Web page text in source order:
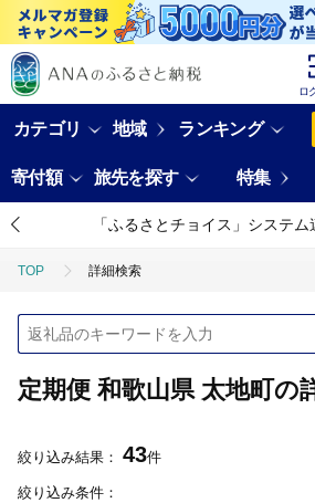
ロ
カテゴリ 地域 ランキング
寄付額 旅先を探す 特集
「ふるさとチョイス」システ
TOP 詳細検索
定期便 和歌山県 太地町の
絞り込み結果： 43件
絞り込み条件：